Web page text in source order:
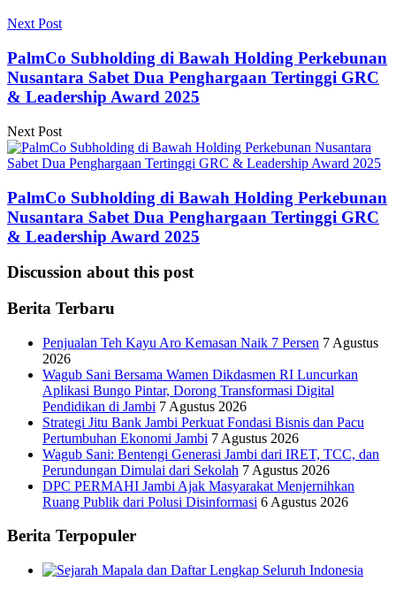
Next Post
PalmCo Subholding di Bawah Holding Perkebunan
Nusantara Sabet Dua Penghargaan Tertinggi GRC
& Leadership Award 2025
Next Post
PalmCo Subholding di Bawah Holding Perkebunan
Nusantara Sabet Dua Penghargaan Tertinggi GRC
& Leadership Award 2025
Discussion about this post
Berita Terbaru
Penjualan Teh Kayu Aro Kemasan Naik 7 Persen 7 Agustus
2026
Wagub Sani Bersama Wamen Dikdasmen RI Luncurkan
Aplikasi Bungo Pintar, Dorong Transformasi Digital
Pendidikan di Jambi 7 Agustus 2026
Strategi Jitu Bank Jambi Perkuat Fondasi Bisnis dan Pacu
Pertumbuhan Ekonomi Jambi 7 Agustus 2026
Wagub Sani: Bentengi Generasi Jambi dari IRET, TCC, dan
Perundungan Dimulai dari Sekolah 7 Agustus 2026
DPC PERMAHI Jambi Ajak Masyarakat Menjernihkan
Ruang Publik dari Polusi Disinformasi 6 Agustus 2026
Berita Terpopuler